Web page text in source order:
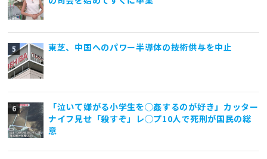
東芝、中国へのパワー半導体の技術供与を中止
「泣いて嫌がる小学生を◯姦するのが好き」カッター
ナイフ見せ「殺すぞ」レ◯プ10人で死刑が国民の総
意